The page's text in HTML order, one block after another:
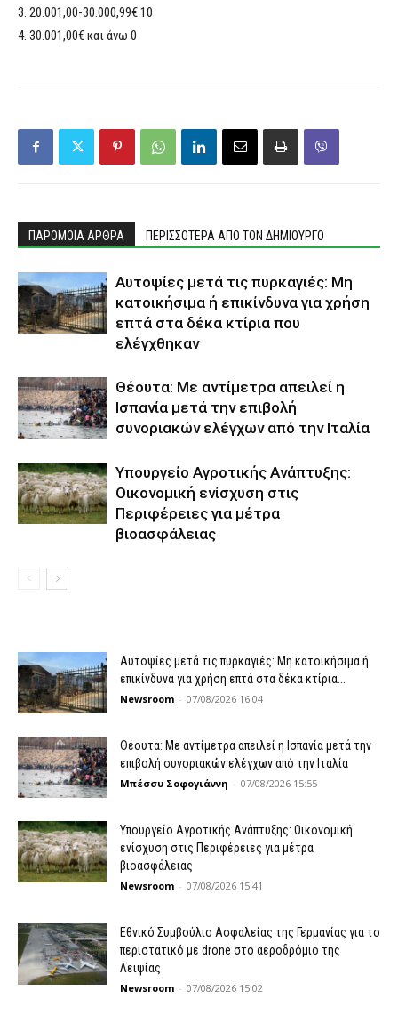
3. 20.001,00-30.000,99€ 10
4. 30.001,00€ και άνω 0
ΠΑΡΟΜΟΙΑ ΑΡΘΡΑ ΠΕΡΙΣΣΟΤΕΡΑ ΑΠΟ ΤΟΝ ΔΗΜΙΟΥΡΓΟ
Αυτοψίες μετά τις πυρκαγιές: Μη
κατοικήσιμα ή επικίνδυνα για χρήση
επτά στα δέκα κτίρια που
ελέγχθηκαν
Θέουτα: Με αντίμετρα απειλεί η
Ισπανία μετά την επιβολή
συνοριακών ελέγχων από την Ιταλία
Υπουργείο Αγροτικής Ανάπτυξης:
Οικονομική ενίσχυση στις
Περιφέρειες για μέτρα
βιοασφάλειας
Αυτοψίες μετά τις πυρκαγιές: Μη κατοικήσιμα ή
επικίνδυνα για χρήση επτά στα δέκα κτίρια...
Newsroom - 07/08/2026 16:04
Θέουτα: Με αντίμετρα απειλεί η Ισπανία μετά την
επιβολή συνοριακών ελέγχων από την Ιταλία
Μπέσσυ Σοφογιάννη - 07/08/2026 15:55
Υπουργείο Αγροτικής Ανάπτυξης: Οικονομική
ενίσχυση στις Περιφέρειες για μέτρα
βιοασφάλειας
Newsroom - 07/08/2026 15:41
Εθνικό Συμβούλιο Ασφαλείας της Γερμανίας για το
περιστατικό με drone στο αεροδρόμιο της
Λειψίας
Newsroom - 07/08/2026 15:02